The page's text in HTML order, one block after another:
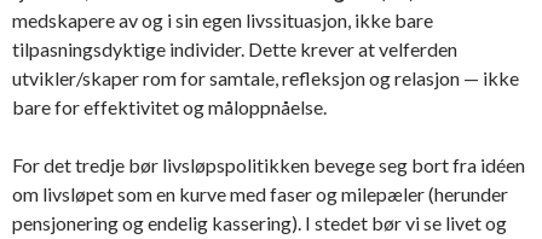
medskapere av og i sin egen livssituasjon, ikke bare
tilpasningsdyktige individer. Dette krever at velferden
utvikler/skaper rom for samtale, refleksjon og relasjon — ikke
bare for effektivitet og måloppnåelse.
For det tredje bør livsløpspolitikken bevege seg bort fra idéen
om livsløpet som en kurve med faser og milepæler (herunder
pensjonering og endelig kassering). I stedet bør vi se livet og